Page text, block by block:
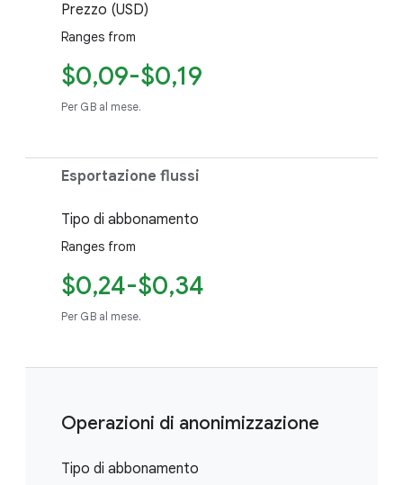
Prezzo (USD)
Ranges from
$0,09-$0,19
Per GB al mese.
Esportazione flussi
Tipo di abbonamento
Ranges from
$0,24-$0,34
Per GB al mese.
Operazioni di anonimizzazione
Tipo di abbonamento